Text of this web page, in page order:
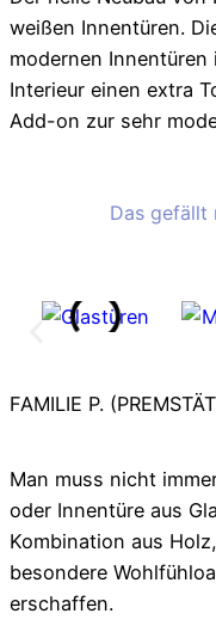
weißen Innentüren.
modernen Innentüren
Interieur einen extra
Add-on zur sehr
Das gefällt
Das gefällt
FAMILIE P.
Man muss nicht
oder Innentüre aus
Kombination aus
besondere
erschaffen.